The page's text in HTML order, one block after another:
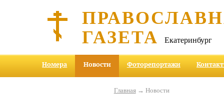
ГАЗЕТА Екатеринбург
Номера Новости Фоторепортажи
Главная→ Новости